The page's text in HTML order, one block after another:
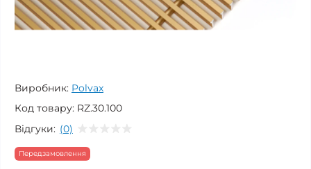
Виробник: Polvax
Код товару: RZ.30.100
Відгуки: (0)
Передзамовлення